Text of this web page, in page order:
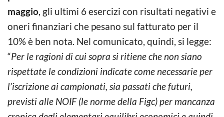
maggio, gli ultimi 6 esercizi con risultati negativi e
oneri finanziari che pesano sul fatturato per il
10% è ben nota. Nel comunicato, quindi, si legge:
“Per le ragioni di cui sopra si ritiene che non siano
rispettate le condizioni indicate come necessarie per
l’iscrizione ai campionati, sia passati che futuri,
previsti alle NOIF (le norme della Figc) per mancanza